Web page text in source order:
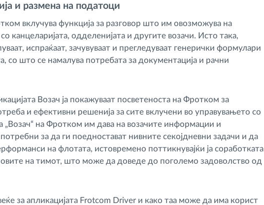
и размена на податоци
вклучува функција за разговор што им овозможува на
канцеларијата, одделенијата и другите возачи. Исто така,
испраќаат, зачувуваат и прегледуваат генерички формулари
со што се намалува потребата за документација и рачни
Возач ја покажуваат посветеноста на Фротком за
и ефективни решенија за сите вклучени во управувањето со
„Возач“ на Фротком им дава на возачите информации и
за да ги поедностават нивните секојдневни задачи и да
на флотата, истовремено поттикнувајќи ја соработката
на тимот, што може да доведе до поголемо задоволство од
за апликацијата Frotcom Driver и како таа може да има корист